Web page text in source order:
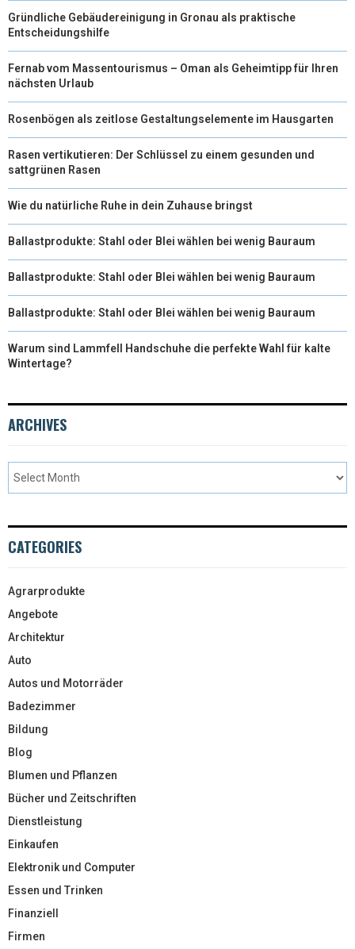
Gründliche Gebäudereinigung in Gronau als praktische
Entscheidungshilfe
Fernab vom Massentourismus – Oman als Geheimtipp für Ihren
nächsten Urlaub
Rosenbögen als zeitlose Gestaltungselemente im Hausgarten
Rasen vertikutieren: Der Schlüssel zu einem gesunden und
sattgrünen Rasen
Wie du natürliche Ruhe in dein Zuhause bringst
Ballastprodukte: Stahl oder Blei wählen bei wenig Bauraum
Ballastprodukte: Stahl oder Blei wählen bei wenig Bauraum
Ballastprodukte: Stahl oder Blei wählen bei wenig Bauraum
Warum sind Lammfell Handschuhe die perfekte Wahl für kalte
Wintertage?
ARCHIVES
CATEGORIES
Agrarprodukte
Angebote
Architektur
Auto
Autos und Motorräder
Badezimmer
Bildung
Blog
Blumen und Pflanzen
Bücher und Zeitschriften
Dienstleistung
Einkaufen
Elektronik und Computer
Essen und Trinken
Finanziell
Firmen